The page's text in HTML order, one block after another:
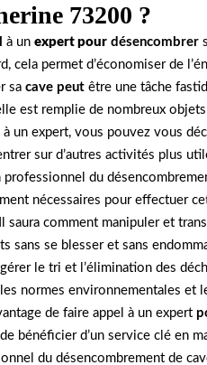
73200 ?
à un expert pour désencombrer
cela permet d’économiser de
sa cave peut être une tâche
est remplie de nombreux
à un expert, vous pouvez vous
sur d’autres activités plus
professionnel du
nécessaires pour effectuer
saura comment manipuler et
sans se blesser et sans
le tri et l’élimination des
normes environnementales et
de faire appel à un expert
bénéficier d’un service clé en
du désencombrement de